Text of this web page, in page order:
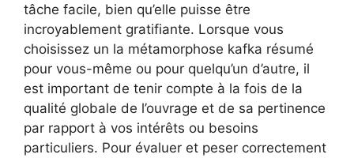
tâche facile, bien qu’elle puisse être
incroyablement gratifiante. Lorsque vous
choisissez un la métamorphose kafka résumé
pour vous-même ou pour quelqu’un d’autre, il
est important de tenir compte à la fois de la
qualité globale de l’ouvrage et de sa pertinence
par rapport à vos intérêts ou besoins
particuliers. Pour évaluer et peser correctement